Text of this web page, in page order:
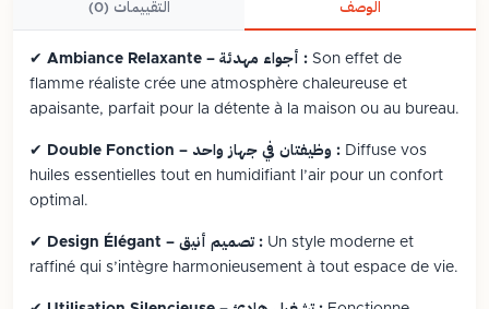
الوصف التقييمات (0)
✔ Ambiance Relaxante – أجواء مهدئة : Son effet de
flamme réaliste crée une atmosphère chaleureuse et
apaisante, parfait pour la détente à la maison ou au bureau.
✔ Double Fonction – وظيفتان في جهاز واحد : Diffuse vos
huiles essentielles tout en humidifiant l’air pour un confort
optimal.
✔ Design Élégant – تصميم أنيق : Un style moderne et
raffiné qui s’intègre harmonieusement à tout espace de vie.